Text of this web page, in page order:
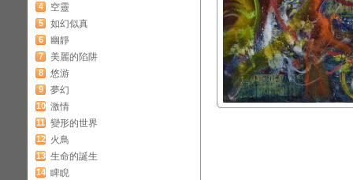
4 空靈
5 如幻似真
6 幽靜
7 美麗的陷阱
8 悠游
9 夢幻
10 激情
11 變形的世界
12 火鳥
13 生命的誕生
14 睥睨